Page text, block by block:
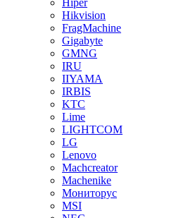
Hiper
Hikvision
FragMachine
Gigabyte
GMNG
IRU
IIYAMA
IRBIS
KTC
Lime
LIGHTCOM
LG
Lenovo
Machcreator
Machenike
Мониторус
MSI